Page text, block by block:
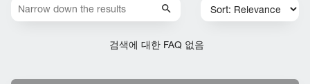
검색에 대한 FAQ 없음